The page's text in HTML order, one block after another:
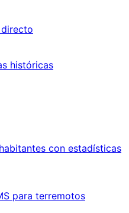
históricas
con estadísticas
para terremotos